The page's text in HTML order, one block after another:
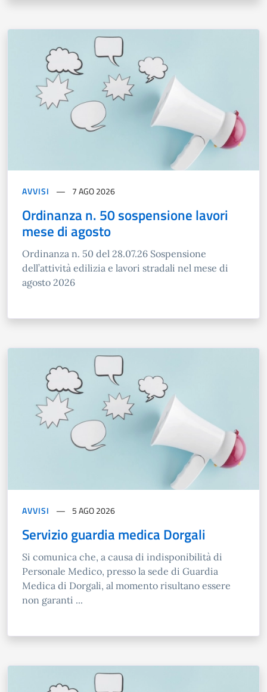
AVVISI 7 AGO 2026
Ordinanza n. 50 sospensione lavori
mese di agosto
Ordinanza n. 50 del 28.07.26 Sospensione
dell’attività edilizia e lavori stradali nel mese di
agosto 2026
AVVISI 5 AGO 2026
Servizio guardia medica Dorgali
Si comunica che, a causa di indisponibilità di
Personale Medico, presso la sede di Guardia
Medica di Dorgali, al momento risultano essere
non garanti ...